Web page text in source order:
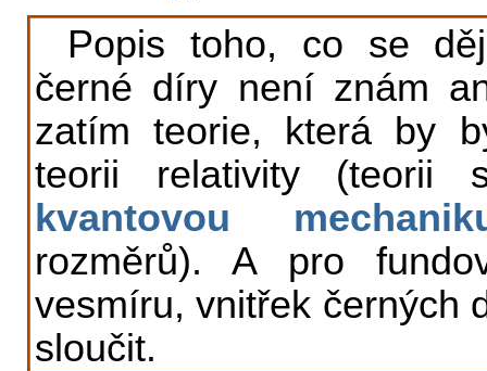
Popis toho, co se
černé díry není znám
zatím teorie, která by
teorii relativity (teorii
kvantovou
rozměrů). A pro
vesmíru, vnitřek černých
sloučit.